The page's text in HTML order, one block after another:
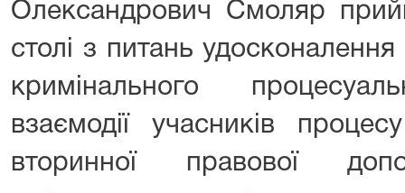
Олександрович Смоляр
столі з питань
кримінального
взаємодії учасників
вторинної правової